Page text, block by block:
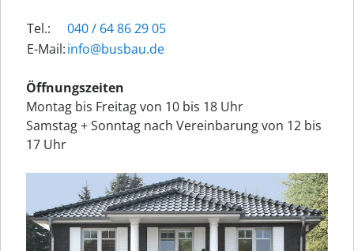
Tel.:
040 / 64 86 29 05
E-Mail:ed.uabsub@ofni
Öffnungszeiten
Montag bis Freitag von 10 bis 18 Uhr
Samstag + Sonntag nach Vereinbarung von 12 bis
17 Uhr